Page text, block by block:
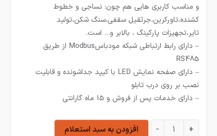
و مناسب کاربری هایی هم چون: نساجی و خطوط
کشنده،تاورکرین،جرثقیل سقفی،سنگ شکن،تولید
تایر،تجهیزات پارکینگ ، بالابر و… است.
– دارای رابط ارتباطی شبکه مودباسModbus از طریق
RS485
– دارای صفحه نمایش LED با کیپد جداشونده و قابلیت
نصب بر روی درب تابلو
– دارای خدمات پس از فروش و 15 ماه گارانتی
اینورتر 0.75 کیلووات سه فاز ال اس سری IS7 مدل SV0008IS7-4 عدد
+
- افزودن به سبد استعلام